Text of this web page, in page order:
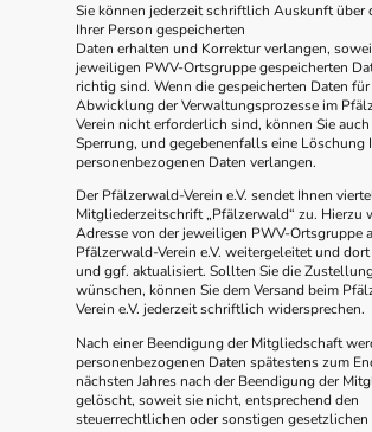
Sie können jederzeit schriftlich Auskunft über
Ihrer Person gespeicherten
Daten erhalten und Korrektur verlangen,
jeweiligen PWV-Ortsgruppe gespeicherten
richtig sind. Wenn die gespeicherten Daten
Abwicklung der Verwaltungsprozesse im
Verein nicht erforderlich sind, können Sie auch
Sperrung, und gegebenenfalls eine Löschung
personenbezogenen Daten verlangen.
Der Pfälzerwald-Verein e.V. sendet Ihnen
Mitgliederzeitschrift „Pfälzerwald“ zu. Hierzu
Adresse von der jeweiligen PWV-Ortsgruppe
Pfälzerwald-Verein e.V. weitergeleitet und
und ggf. aktualisiert. Sollten Sie die
wünschen, können Sie dem Versand beim
Verein e.V. jederzeit schriftlich widersprechen.
Nach einer Beendigung der Mitgliedschaft
personenbezogenen Daten spätestens zum
nächsten Jahres nach der Beendigung der
gelöscht, soweit sie nicht, entsprechend den
steuerrechtlichen oder sonstigen gesetzlichen